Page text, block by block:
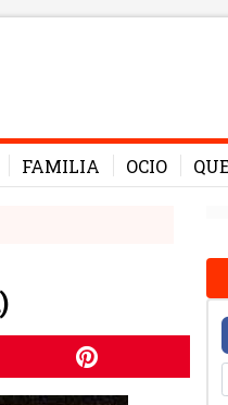
FAMILIA OCIO